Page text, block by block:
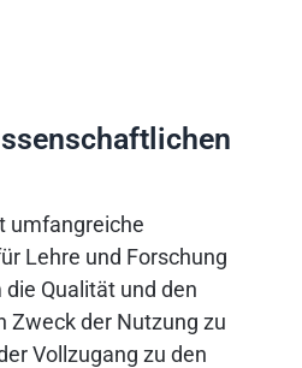
umfangreiche
Lehre und Forschung
Qualität und den
Zweck der Nutzung zu
Vollzugang zu den